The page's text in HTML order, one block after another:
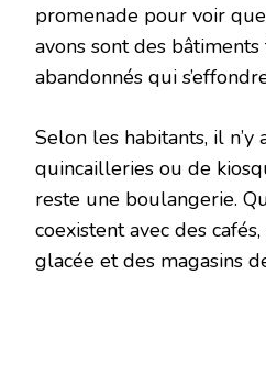
promenade pour voir
avons sont des
abandonnés qui
Selon les habitants, il n’y
quincailleries ou de
reste une boulangerie.
coexistent avec des
glacée et des magasins